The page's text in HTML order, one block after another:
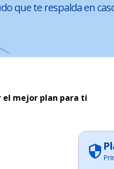
que te respalda en
mejor plan para ti